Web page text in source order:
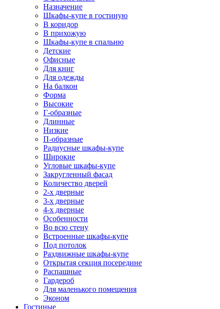
Назначение
Шкафы-купе в гостиную
В коридор
В прихожую
Шкафы-купе в спальню
Детские
Офисные
Для книг
Для одежды
На балкон
Форма
Высокие
Г-образные
Длинные
Низкие
П-образные
Радиусные шкафы-купе
Широкие
Угловые шкафы-купе
Закругленный фасад
Количество дверей
2-х дверные
3-х дверные
4-х дверные
Особенности
Во всю стену
Встроенные шкафы-купе
Под потолок
Раздвижные шкафы-купе
Открытая секция посередине
Распашные
Гардероб
Для маленького помещения
Эконом
Гостиные